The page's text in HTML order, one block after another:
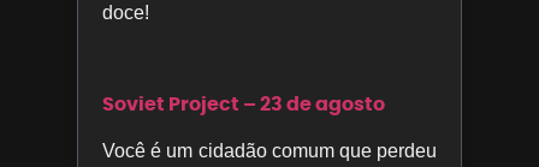
doce!
Soviet Project – 23 de agosto
Você é um cidadão comum que perdeu